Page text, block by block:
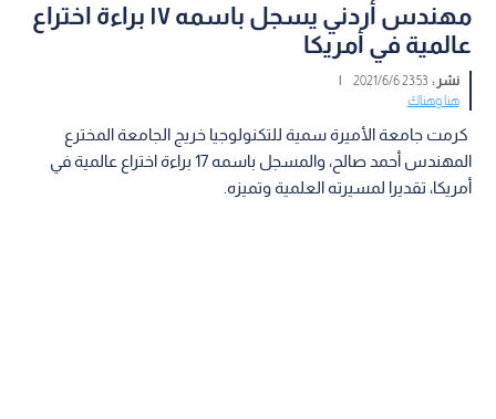
مهندس أردني يسجل باسمه ١٧ براءة اختراع
عالمية في أمريكا
نشر :23:53 2021/6/6
|
هنا وهناك
كرمت جامعة الأميرة سمية للتكنولوجيا خريج الجامعة المخترع
المهندس أحمد صالح، والمسجل باسمه 17 براءة اختراع عالمية في
أمريكا، تقديرا لمسيرته العلمية وتميزه.